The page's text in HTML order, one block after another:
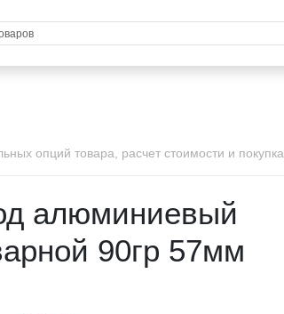
опций товара, расчет стоимости и покупка.
алюминиевый
90гр 57мм